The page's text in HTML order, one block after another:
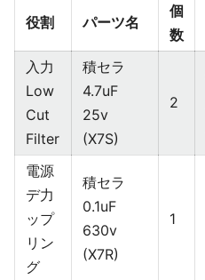
役割 パーツ名
個
数
入力
Low
Cut
Filter
積セラ
4.7uF
25v
(X7S)
2
電源
デ力
ップ
リン
グ
積セラ
0.1uF
630v
(X7R)
1